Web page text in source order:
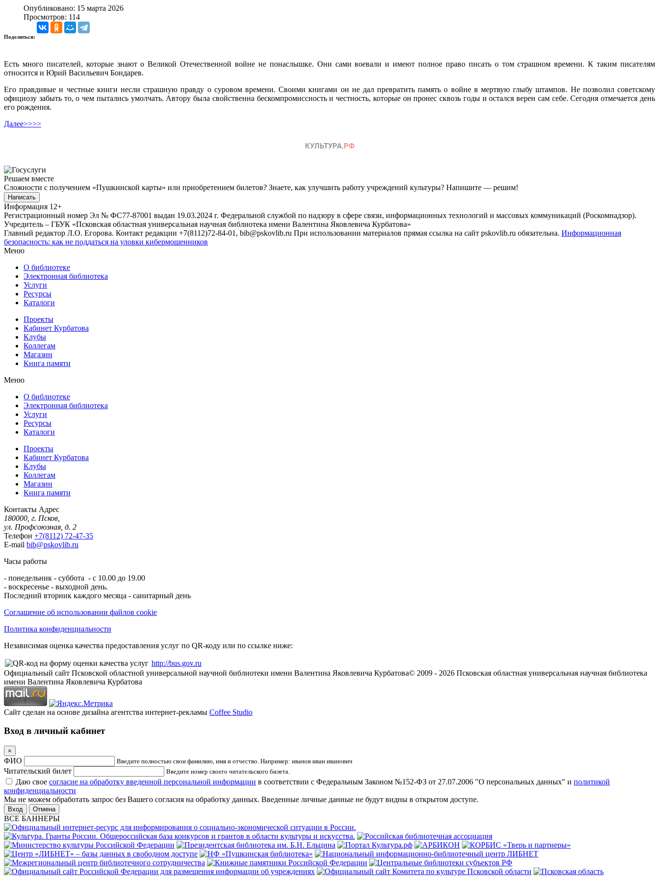
Опубликовано: 15 марта 2026
Просмотров: 114
Поделиться:
Есть много писателей, которые знают о Великой Отечественной войне не понаслышке. Они сами воевали и имеют полное право писать о том страшном времени. К таким писателям
относится и Юрий Васильевич Бондарев.
Его правдивые и честные книги несли страшную правду о суровом времени. Своими книгами он не дал превратить память о войне в мертвую глыбу штампов. Не позволил советскому
официозу забыть то, о чем пытались умолчать. Автору была свойственна бескомпромиссность и честность, которые он пронес сквозь годы и остался верен сам себе. Сегодня отмечается день
его рождения.
Далее>>>>
Решаем вместе
Сложности с получением «Пушкинской карты» или приобретением билетов? Знаете, как улучшить работу учреждений культуры? Напишите — решим!
Написать
Информация 12+
Регистрационный номер Эл № ФС77-87001 выдан 19.03.2024 г. Федеральной службой по надзору в сфере связи, информационных технологий и массовых коммуникаций (Роскомнадзор).
Учредитель – ГБУК «Псковская областная универсальная научная библиотека имени Валентина Яковлевича Курбатова»
Главный редактор Л.О. Егорова. Контакт редакции +7(8112)72-84-01, bib@pskovlib.ru При использовании материалов прямая ссылка на сайт pskovlib.ru обязательна. Информационная
безопасность: как не поддаться на уловки кибермошенников
Меню
О библиотеке
Электронная библиотека
Услуги
Ресурсы
Каталоги
Проекты
Кабинет Курбатова
Клубы
Коллегам
Магазин
Книга памяти
Меню
О библиотеке
Электронная библиотека
Услуги
Ресурсы
Каталоги
Проекты
Кабинет Курбатова
Клубы
Коллегам
Магазин
Книга памяти
Контакты Адрес
180000, г. Псков,
ул. Профсоюзная, д. 2
Телефон +7(8112) 72-47-35
E-mail bib@pskovlib.ru
Часы работы
- понедельник - суббота - с 10.00 до 19.00
- воскресенье - выходной день.
Последний вторник каждого месяца - санитарный день
Соглашение об использовании файлов cookie
Политика конфиденциальности
Независимая оценка качества предоставления услуг по QR-коду или по ссылке ниже:
http://bus.gov.ru
Официальный сайт Псковской областной универсальной научной библиотеки имени Валентина Яковлевича Курбатова© 2009 - 2026 Псковская областная универсальная научная библиотека
имени Валентина Яковлевича Курбатова
Сайт сделан на основе дизайна агентства интернет-рекламы Coffee Studio
Вход в личный кабинет
×
ФИО Введите полностью свои фамилию, имя и отчество. Например: иванов иван иванович
Читательский билет Введите номер своего читательского билета.
Даю свое согласие на обработку введенной персональной информации в соответствии с Федеральным Законом №152-ФЗ от 27.07.2006 "О персональных данных" и политикой
конфиденциальности
Мы не можем обработать запрос без Вашего согласия на обработку данных. Введенные личные данные не будут видны в открытом доступе.
Отмена
ВСЕ БАННЕРЫ